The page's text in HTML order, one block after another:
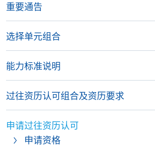
重要通告
选择单元组合
能力标准说明
过往资历认可组合及资历要求
申请过往资历认可
申请资格